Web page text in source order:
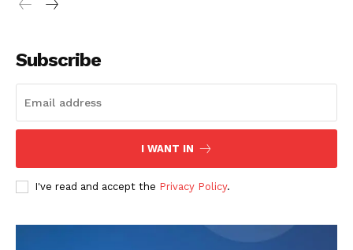
Subscribe
I WANT IN
I've read and accept the Privacy Policy.